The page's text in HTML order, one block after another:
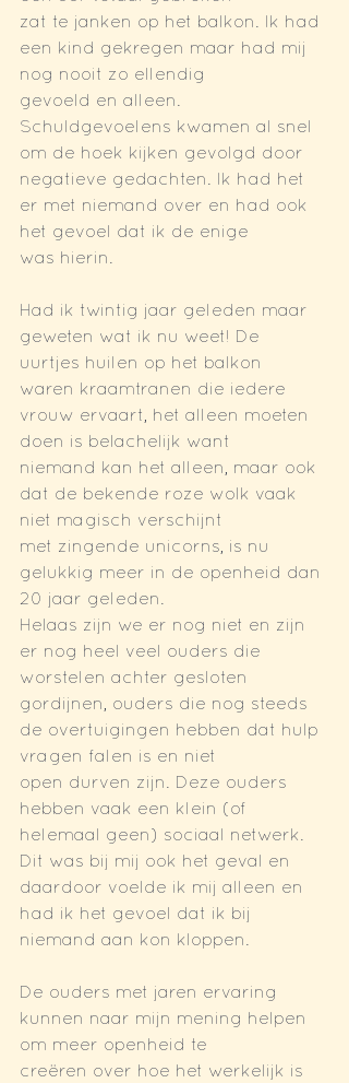
zat te janken op het balkon. Ik had
een kind gekregen maar had mij
nog nooit zo ellendig
gevoeld en alleen.
Schuldgevoelens kwamen al snel
om de hoek kijken gevolgd door
negatieve gedachten. Ik had het
er met niemand over en had ook
het gevoel dat ik de enige
was hierin.
Had ik twintig jaar geleden maar
geweten wat ik nu weet! De
uurtjes huilen op het balkon
waren kraamtranen die iedere
vrouw ervaart, het alleen moeten
doen is belachelijk want
niemand kan het alleen, maar ook
dat de bekende roze wolk vaak
niet magisch verschijnt
met zingende unicorns, is nu
gelukkig meer in de openheid dan
20 jaar geleden.
Helaas zijn we er nog niet en zijn
er nog heel veel ouders die
worstelen achter gesloten
gordijnen, ouders die nog steeds
de overtuigingen hebben dat hulp
vragen falen is en niet
open durven zijn. Deze ouders
hebben vaak een klein (of
helemaal geen) sociaal netwerk.
Dit was bij mij ook het geval en
daardoor voelde ik mij alleen en
had ik het gevoel dat ik bij
niemand aan kon kloppen.
De ouders met jaren ervaring
kunnen naar mijn mening helpen
om meer openheid te
creëren over hoe het werkelijk is